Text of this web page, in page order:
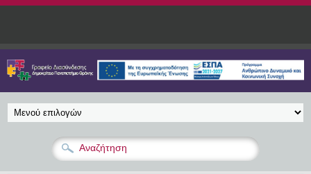
Παράκαμψη προς το κυρίως περιεχόμενο